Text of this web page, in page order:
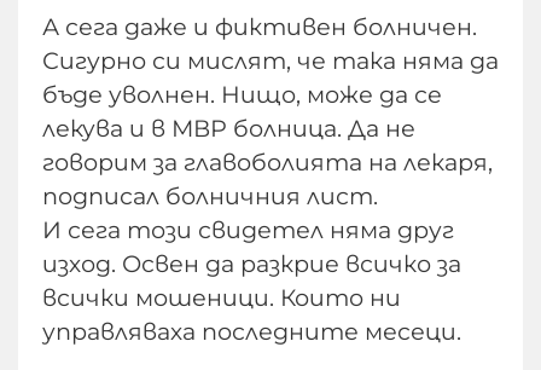
А сега даже и фиктивен болничен.
Сигурно си мислят, че така няма да
бъде уволнен. Нищо, може да се
лекува и в МВР болница. Да не
говорим за главоболията на лекаря,
подписал болничния лист.
И сега този свидетел няма друг
изход. Освен да разкрие всичко за
всички мошеници. Които ни
управляваха последните месеци.